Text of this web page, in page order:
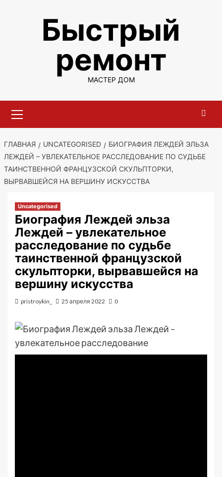
содержимомуБыстрый
ремонт
МАСТЕР ДОМ
меню
ГЛАВНАЯ UNCATEGORISED
БИОГРАФИЯ ЛЕЖДЕЙ ЭЛЬЗА
ЛЕЖДЕЙ – УВЛЕКАТЕЛЬНОЕ РАССЛЕДОВАНИЕ ПО СУДЬБЕ
ТАИНСТВЕННОЙ ФРАНЦУЗСКОЙ СКУЛЬПТОРКИ,
ВЫРВАВШЕЙСЯ НА ВЕРШИНУ ИСКУССТВА
Uncategorised
Биография Леждей эльза
Леждей – увлекательное
расследование по судьбе
таинственной французской
скульпторки, вырвавшейся на
вершину искусства
pristroykin_ 25 апреля 2022 0